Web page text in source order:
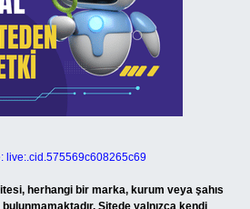
live:.cid.575569c608265c69
herhangi bir marka, kurum veya şahıs
Sitede yalnızca kendi